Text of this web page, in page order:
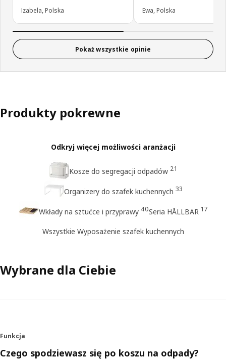
Izabela, Polska Ewa, Polska
Pokaż wszystkie opinie
Produkty pokrewne
Odkryj więcej możliwości aranżacji
Kosze do segregacji odpadów 21
Organizery do szafek kuchennych 33
Wkłady na sztućce i przyprawy 40Seria HÅLLBAR 17
Wszystkie Wyposażenie szafek kuchennych
Wybrane dla Ciebie
Funkcja
Czego spodziewasz się po koszu na odpady?